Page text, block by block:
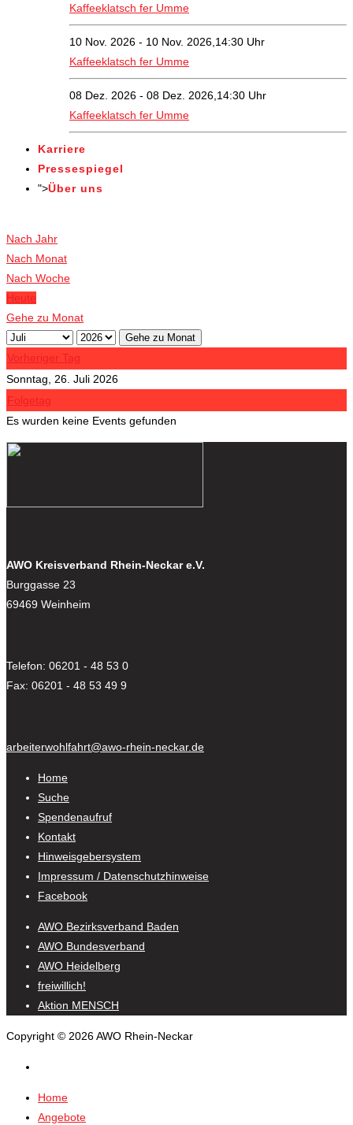
Kaffeeklatsch fer Umme
10 Nov. 2026 - 10 Nov. 2026,14:30 Uhr
Kaffeeklatsch fer Umme
08 Dez. 2026 - 08 Dez. 2026,14:30 Uhr
Kaffeeklatsch fer Umme
Karriere
Pressespiegel
">Über uns
Nach Jahr
Nach Monat
Nach Woche
Heute
Gehe zu Monat
Gehe zu Monat
Vorheriger Tag
Sonntag, 26. Juli 2026
Folgetag
Es wurden keine Events gefunden
AWO Kreisverband Rhein-Neckar e.V.
Burggasse 23
69469 Weinheim
Telefon: 06201 - 48 53 0
Fax: 06201 - 48 53 49 9
arbeiterwohlfahrt@awo-rhein-neckar.de
Home
Suche
Spendenaufruf
Kontakt
Hinweisgebersystem
Impressum / Datenschutzhinweise
Facebook
AWO Bezirksverband Baden
AWO Bundesverband
AWO Heidelberg
freiwillich!
Aktion MENSCH
Copyright © 2026 AWO Rhein-Neckar
Home
Angebote